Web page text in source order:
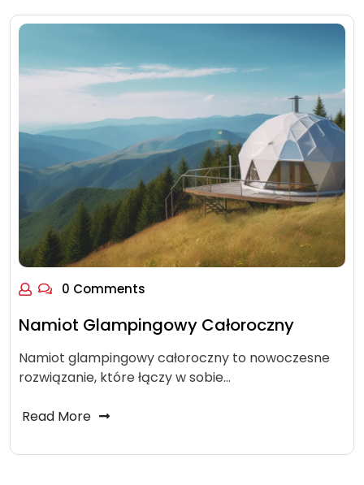
0 Comments
Namiot Glampingowy Całoroczny
Namiot glampingowy całoroczny to nowoczesne
rozwiązanie, które łączy w sobie…
Read More